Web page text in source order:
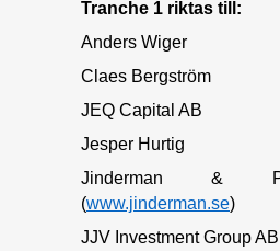
Tranche 1 riktas till:
Anders Wiger
Claes Bergström
JEQ Capital AB
Jesper Hurtig
Jinderman &
(www.jinderman.se)
JJV Investment Group AB